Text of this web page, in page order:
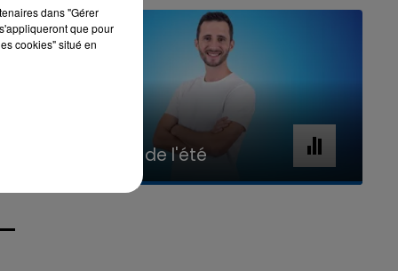
La Team de l'été
dans "Gérer
que pour
cookies" situé en